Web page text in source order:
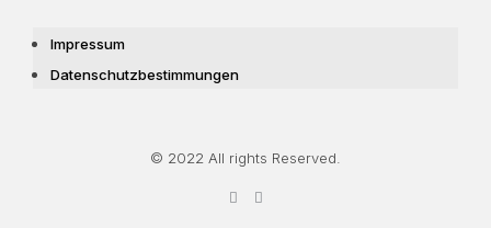
Impressum
Datenschutzbestimmungen
© 2022 All rights Reserved.